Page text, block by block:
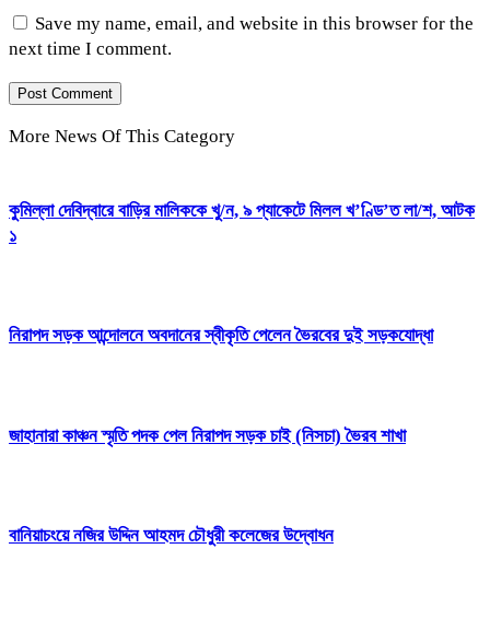
Save my name, email, and website in this browser for the
next time I comment.
More News Of This Category
কুমিল্লা দেবিদ্বারে বাড়ির মালিককে খু/ন, ৯ প্যাকেটে মিলল খ’ণ্ডি’ত লা/শ, আটক
১
নিরাপদ সড়ক আন্দোলনে অবদানের স্বীকৃতি পেলেন ভৈরবের দুই সড়কযোদ্ধা
জাহানারা কাঞ্চন স্মৃতি পদক পেল নিরাপদ সড়ক চাই (নিসচা) ভৈরব শাখা
বানিয়াচংয়ে নজির উদ্দিন আহমদ চৌধুরী কলেজের উদ্বোধন